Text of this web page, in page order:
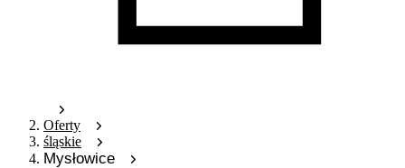
Oferty
śląskie
Mysłowice